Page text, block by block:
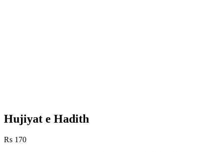
Hujiyat e Hadith
₨ 170